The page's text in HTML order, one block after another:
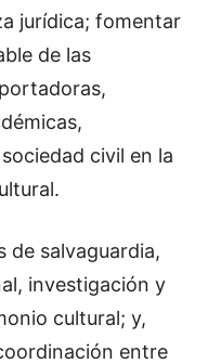
jurídica; fomentar
de las
civil en la
de salvaguardia,
investigación y
cultural; y,
entre